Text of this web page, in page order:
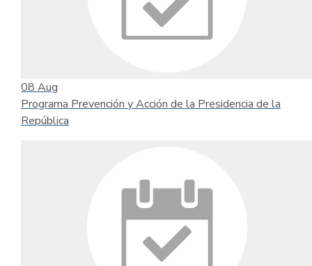
08 Aug
Programa Prevención y Acción de la Presidencia de la
República